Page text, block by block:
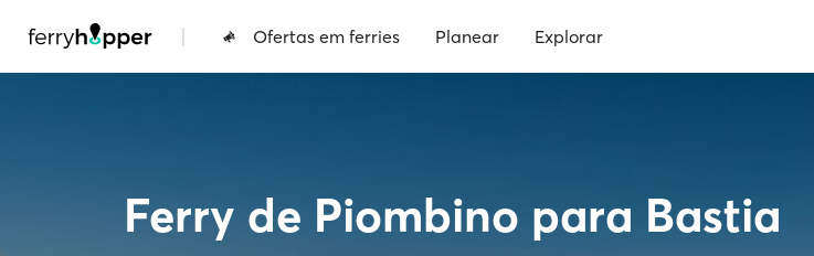
| Ofertas em ferries Planear Explorar
Ferry de Piombino para Bastia